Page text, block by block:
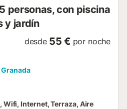
personas, con piscina
y jardín
desde 55 € por noche
Wifi, Internet, Terraza, Aire